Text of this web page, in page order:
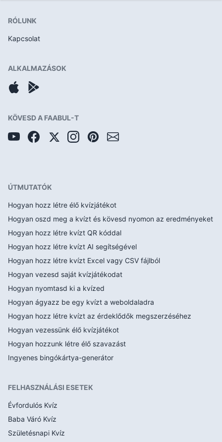
RÓLUNK
Kapcsolat
ALKALMAZÁSOK
KÖVESD A FAABUL-T
ÚTMUTATÓK
Hogyan hozz létre élő kvízjátékot
Hogyan oszd meg a kvízt és kövesd nyomon az eredményeket
Hogyan hozz létre kvízt QR kóddal
Hogyan hozz létre kvízt AI segítségével
Hogyan hozz létre kvízt Excel vagy CSV fájlból
Hogyan vezesd saját kvízjátékodat
Hogyan nyomtasd ki a kvízed
Hogyan ágyazz be egy kvízt a weboldaladra
Hogyan hozz létre kvízt az érdeklődők megszerzéséhez
Hogyan vezessünk élő kvízjátékot
Hogyan hozzunk létre élő szavazást
Ingyenes bingókártya-generátor
FELHASZNÁLÁSI ESETEK
Évfordulós Kvíz
Baba Váró Kvíz
Születésnapi Kvíz